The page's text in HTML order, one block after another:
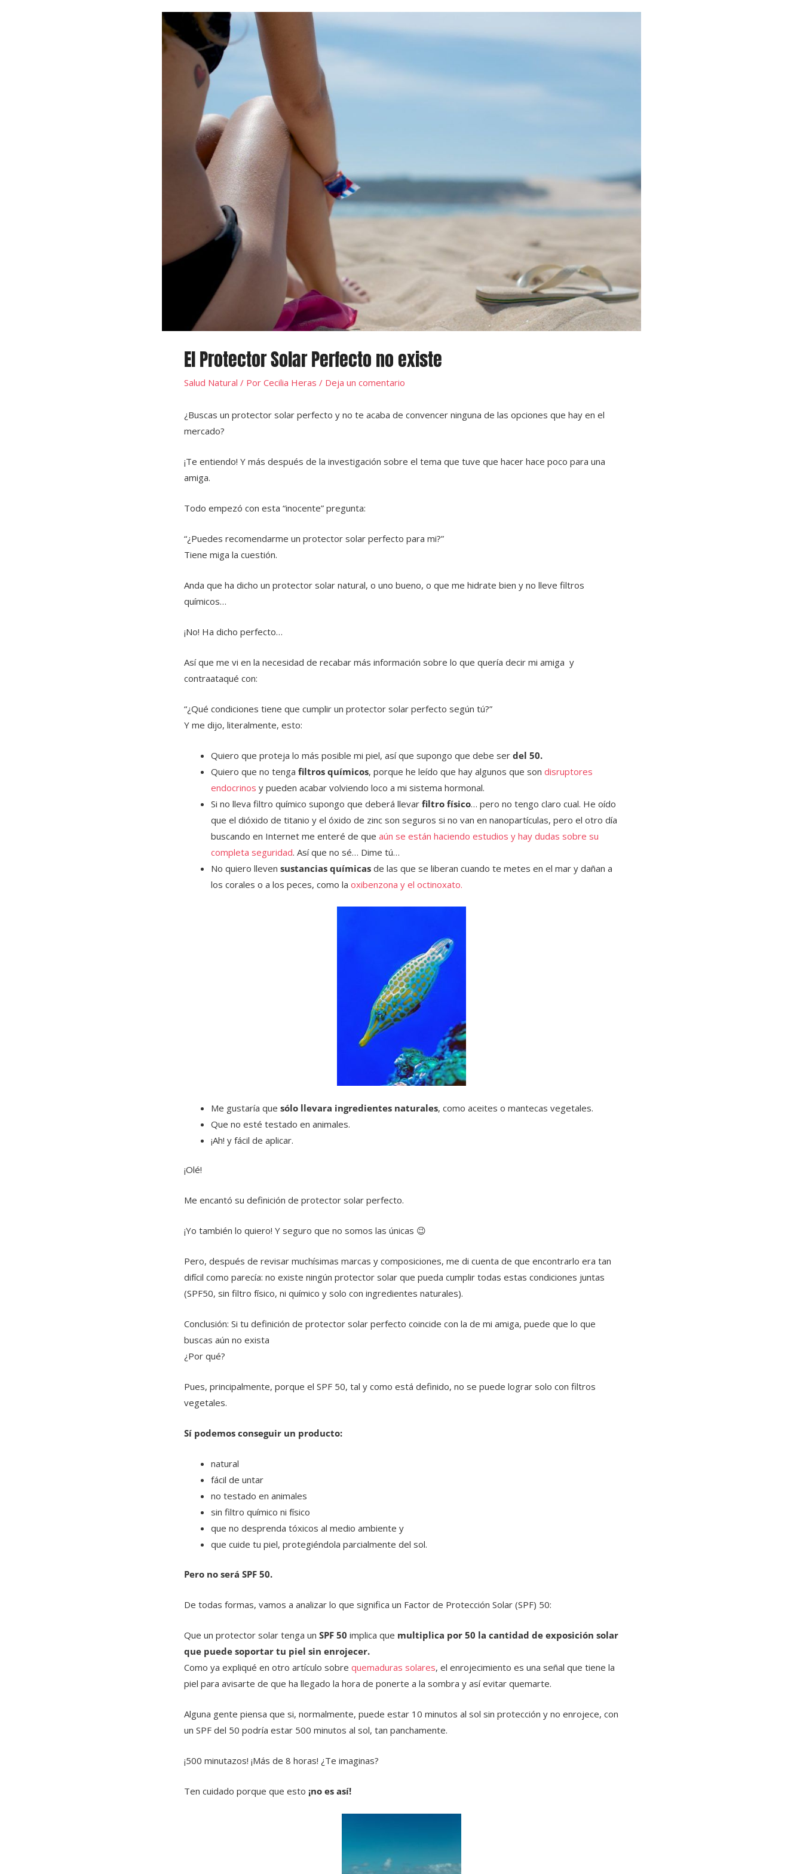
El Protector Solar Perfecto no existe
Salud Natural / Por Cecilia Heras / Deja un comentario
¿Buscas un protector solar perfecto y no te acaba de convencer ninguna de las opciones que hay en el
mercado?
¡Te entiendo! Y más después de la investigación sobre el tema que tuve que hacer hace poco para una
amiga.
Todo empezó con esta “inocente” pregunta:
“¿Puedes recomendarme un protector solar perfecto para mi?”
Tiene miga la cuestión.
Anda que ha dicho un protector solar natural, o uno bueno, o que me hidrate bien y no lleve filtros
químicos…
¡No! Ha dicho perfecto…
Así que me vi en la necesidad de recabar más información sobre lo que quería decir mi amiga y
contraataqué con:
“¿Qué condiciones tiene que cumplir un protector solar perfecto según tú?”
Y me dijo, literalmente, esto:
Quiero que proteja lo más posible mi piel, así que supongo que debe ser del 50.
Quiero que no tenga filtros químicos, porque he leído que hay algunos que son disruptores
endocrinos y pueden acabar volviendo loco a mi sistema hormonal.
Si no lleva filtro químico supongo que deberá llevar filtro físico… pero no tengo claro cual. He oído
que el dióxido de titanio y el óxido de zinc son seguros si no van en nanopartículas, pero el otro día
buscando en Internet me enteré de que aún se están haciendo estudios y hay dudas sobre su
completa seguridad. Así que no sé… Dime tú…
No quiero lleven sustancias químicasde las que se liberan cuando te metes en el mar y dañan a
los corales o a los peces, como la oxibenzona y el octinoxato.
Me gustaría que sólo llevara ingredientes naturales, como aceites o mantecas vegetales.
Que no esté testado en animales.
¡Ah! y fácil de aplicar.
¡Olé!
Me encantó su definición de protector solar perfecto.
¡Yo también lo quiero! Y seguro que no somos las únicas 😉
Pero, después de revisar muchísimas marcas y composiciones, me di cuenta de que encontrarlo era tan
difícil como parecía: no existe ningún protector solar que pueda cumplir todas estas condiciones juntas
(SPF50, sin filtro físico, ni químico y solo con ingredientes naturales).
Conclusión: Si tu definición de protector solar perfecto coincide con la de mi amiga, puede que lo que
buscas aún no exista
¿Por qué?
Pues, principalmente, porque el SPF 50, tal y como está definido, no se puede lograr solo con filtros
vegetales.
Sí podemos conseguir un producto:
natural
fácil de untar
no testado en animales
sin filtro químico ni físico
que no desprenda tóxicos al medio ambiente y
que cuide tu piel, protegiéndola parcialmente del sol.
Pero no será SPF 50.
De todas formas, vamos a analizar lo que significa un Factor de Protección Solar (SPF) 50:
Que un protector solar tenga un SPF 50 implica que multiplica por 50 la cantidad de exposición solar
que puede soportar tu piel sin enrojecer.
Como ya expliqué en otro artículo sobre quemaduras solares, el enrojecimiento es una señal que tiene la
piel para avisarte de que ha llegado la hora de ponerte a la sombra y así evitar quemarte.
Alguna gente piensa que si, normalmente, puede estar 10 minutos al sol sin protección y no enrojece, con
un SPF del 50 podría estar 500 minutos al sol, tan panchamente.
¡500 minutazos! ¡Más de 8 horas! ¿Te imaginas?
Ten cuidado porque que esto ¡no es así!
Compartir
en
Compartir Compartir
en
Compartir Compartir Compartir